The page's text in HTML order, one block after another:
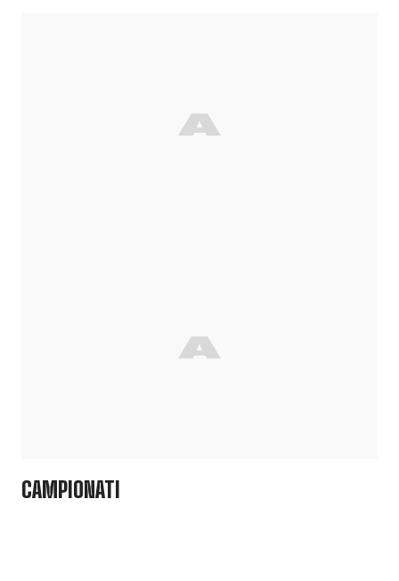
CAMPIONATI